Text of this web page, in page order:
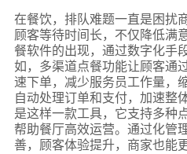
在餐饮，排队难题一直是困扰
顾客等待时间长，不仅降低满
餐软件的出现，通过数字化手
如，多渠道点餐功能让顾客通
速下单，减少服务员工作量，
自动处理订单和支付，加速整
是这样一款工具，它支持多种
帮助餐厅高效运营。通过化管
善，顾客体验提升，商家也能